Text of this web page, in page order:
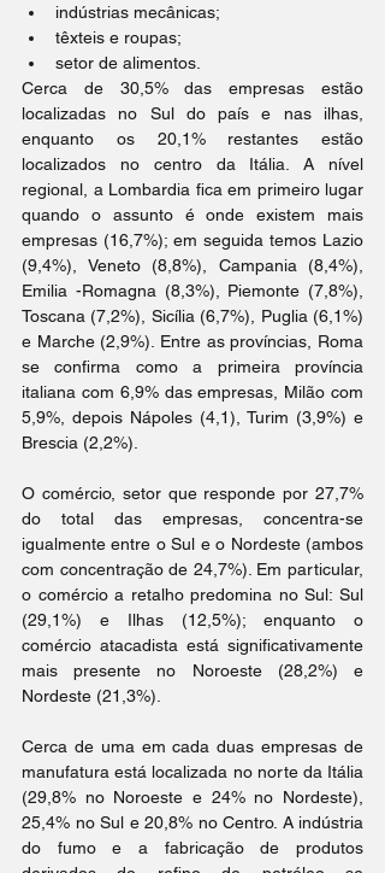
indústrias mecânicas;
têxteis e roupas;
setor de alimentos.
Cerca de 30,5% das empresas estão
localizadas no Sul do país e nas ilhas,
enquanto os 20,1% restantes estão
localizados no centro da Itália. A nível
regional, a Lombardia fica em primeiro lugar
quando o assunto é onde existem mais
empresas (16,7%); em seguida temos Lazio
(9,4%), Veneto (8,8%), Campania (8,4%),
Emilia -Romagna (8,3%), Piemonte (7,8%),
Toscana (7,2%), Sicília (6,7%), Puglia (6,1%)
e Marche (2,9%). Entre as províncias, Roma
se confirma como a primeira província
italiana com 6,9% das empresas, Milão com
5,9%, depois Nápoles (4,1), Turim (3,9%) e
Brescia (2,2%).
O comércio, setor que responde por 27,7%
do total das empresas, concentra-se
igualmente entre o Sul e o Nordeste (ambos
com concentração de 24,7%). Em particular,
o comércio a retalho predomina no Sul: Sul
(29,1%) e Ilhas (12,5%); enquanto o
comércio atacadista está significativamente
mais presente no Noroeste (28,2%) e
Nordeste (21,3%).
Cerca de uma em cada duas empresas de
manufatura está localizada no norte da Itália
(29,8% no Noroeste e 24% no Nordeste),
25,4% no Sul e 20,8% no Centro. A indústria
do fumo e a fabricação de produtos